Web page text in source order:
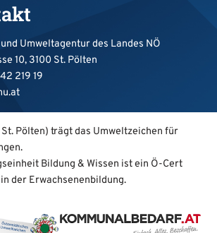
Umweltagentur des Landes NÖ
10, 3100 St. Pölten
219 19
Pölten) trägt das Umweltzeichen für
Bildung & Wissen ist ein Ö-Cert
der Erwachsenenbildung.